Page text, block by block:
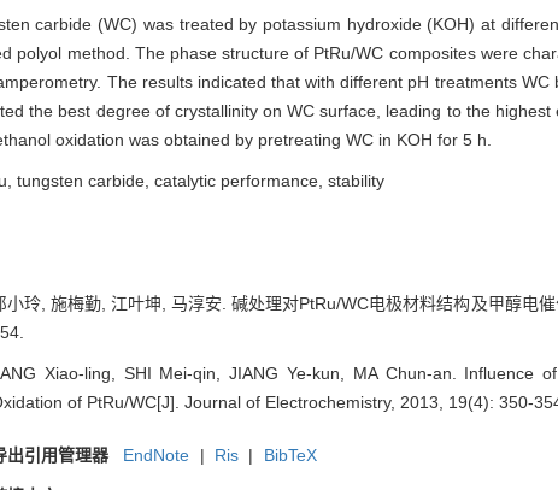
carbide (WC) was treated by potassium hydroxide (KOH) at
polyol method. The phase structure of PtRu/WC composites were
The results indicated that with different pH treatments
the best degree of crystallinity on WC surface, leading to the
oxidation was obtained by pretreating WC in KOH for 5 h.
tungsten carbide, catalytic performance, stability
小玲, 施梅勤, 江叶坤, 马淳安. 碱处理对PtRu/WC电极材料结构及甲醇电
Xiao-ling, SHI Mei-qin, JIANG Ye-kun, MA Chun-an. Influence
of PtRu/WC[J]. Journal of Electrochemistry, 2013, 19(4): 350-
出引用管理器 EndNote | Ris | BibTeX